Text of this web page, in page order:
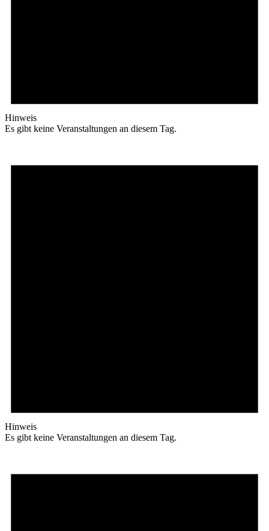
Hinweis
Es gibt keine Veranstaltungen an diesem Tag.
Hinweis
Es gibt keine Veranstaltungen an diesem Tag.